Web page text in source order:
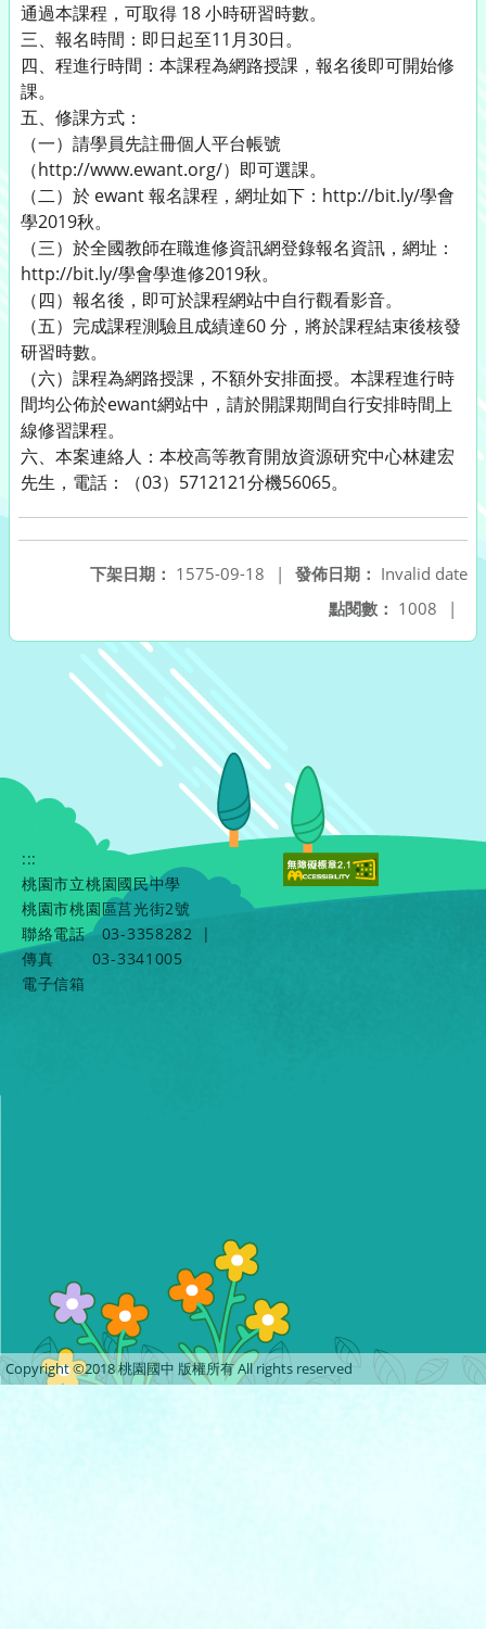
通過本課程，可取得 18 小時研習時數。
三、報名時間：即日起至11月30日。
四、程進行時間：本課程為網路授課，報名後即可開始修
課。
五、修課方式：
（一）請學員先註冊個人平台帳號
（http://www.ewant.org/）即可選課。
（二）於 ewant 報名課程，網址如下：http://bit.ly/學會
學2019秋。
（三）於全國教師在職進修資訊網登錄報名資訊，網址：
http://bit.ly/學會學進修2019秋。
（四）報名後，即可於課程網站中自行觀看影音。
（五）完成課程測驗且成績達60 分，將於課程結束後核發
研習時數。
（六）課程為網路授課，不額外安排面授。本課程進行時
間均公佈於ewant網站中，請於開課期間自行安排時間上
線修習課程。
六、本案連絡人：本校高等教育開放資源研究中心林建宏
先生，電話：（03）5712121分機56065。
發佈日期： Invalid date
下架日期： 1575-09-18
|
點閱數： 1008 |
:::
桃園市立桃園國民中學
桃園市桃園區莒光街2號
聯絡電話
03-3358282
|
傳真
03-3341005
電子信箱
Copyright ©2018 桃園國中 版權所有 All rights reserved